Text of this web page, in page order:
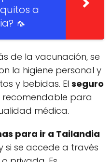
a
🦟
de la vacunación, se
la higiene personal y
y bebidas. El seguro
para
médica.
para ir a Tailandia
si se accede a través